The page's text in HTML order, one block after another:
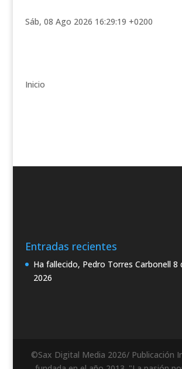
e
a
Sáb, 08 Ago 2026 16:29:19 +0200
Inicio
Entradas recientes
Ha fallecido, Pedro Torres Carbonell 8
2026
©Sax Digital Media 2026/ Publicación